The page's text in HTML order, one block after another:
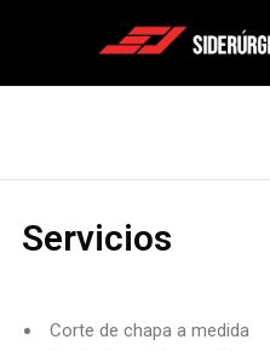
Servicios
Corte de chapa a medida